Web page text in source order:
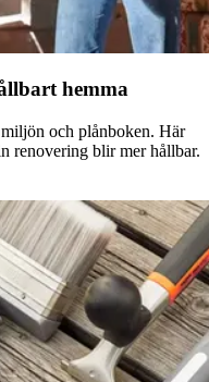
hemma
och plånboken. Här
renovering blir mer hållbar.